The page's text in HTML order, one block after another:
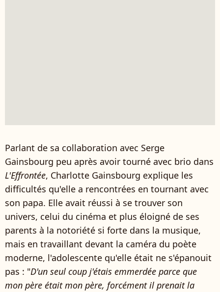
Parlant de sa collaboration avec Serge
Gainsbourg peu après avoir tourné avec brio dans
L'Effrontée, Charlotte Gainsbourg explique les
difficultés qu'elle a rencontrées en tournant avec
son papa. Elle avait réussi à se trouver son
univers, celui du cinéma et plus éloigné de ses
parents à la notoriété si forte dans la musique,
mais en travaillant devant la caméra du poète
moderne, l'adolescente qu'elle était ne s'épanouit
pas : "D'un seul coup j'étais emmerdée parce que
mon père était mon père, forcément il prenait la